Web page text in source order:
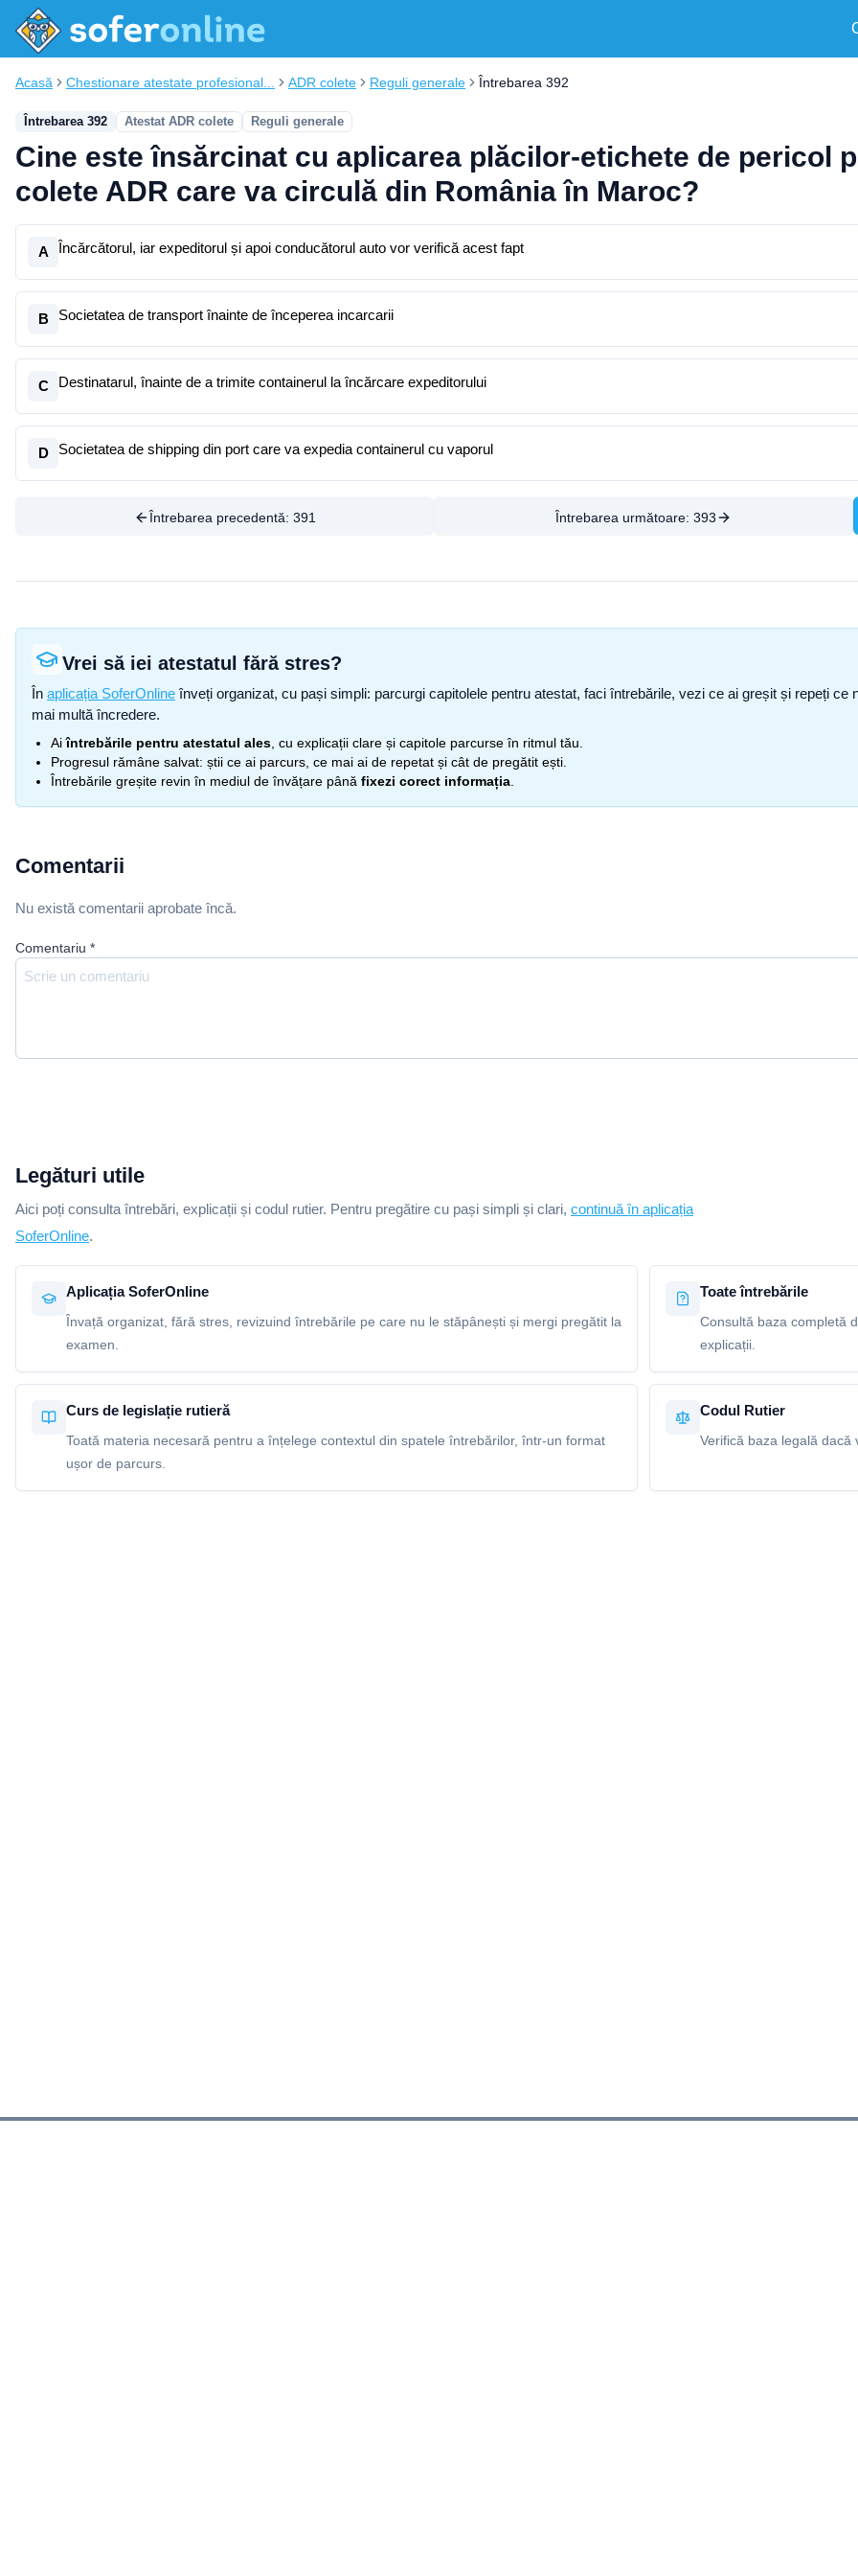
Acasă Chestionare atestate profesional... ADR colete Reguli generale Întrebarea 392
Întrebarea 392 Atestat ADR colete Reguli generale
Cine este însărcinat cu aplicarea plăcilor-etichete de pericol
colete ADR care va circulă din România în Maroc?
A Încărcătorul, iar expeditorul și apoi conducătorul auto vor verifică acest fapt
B Societatea de transport înainte de începerea incarcarii
C Destinatarul, înainte de a trimite containerul la încărcare expeditorului
D Societatea de shipping din port care va expedia containerul cu vaporul
Întrebarea precedentă: 391 Întrebarea următoare: 393
Vrei să iei atestatul fără stres?
În aplicația SoferOnline înveți organizat, cu pași simpli: parcurgi capitolele pentru atestat, faci întrebările, vezi ce ai greșit și repeți
mai multă încredere.
Aiîntrebările pentru atestatul ales , cu explicații clare și capitole parcurse în ritmul tău.
Progresul rămâne salvat: știi ce ai parcurs, ce mai ai de repetat și cât de pregătit ești.
Întrebările greșite revin în mediul de învățare până fixezi corect informația
Comentarii
Nu există comentarii aprobate încă.
Comentariu *
Legături utile
Aici poți consulta întrebări, explicații și codul rutier. Pentru pregătire cu pași simpli și clari, continuă în aplicația
SoferOnline.
Aplicația SoferOnline
Învață organizat, fără stres, revizuind întrebările pe care nu le stăpânești și mergi pregătit la
examen.
Toate întrebările
Consultă baza completă
explicații.
Curs de legislație rutieră
Toată materia necesară pentru a înțelege contextul din spatele întrebărilor, într-un format
ușor de parcurs.
Codul Rutier
Verifică baza legală dacă